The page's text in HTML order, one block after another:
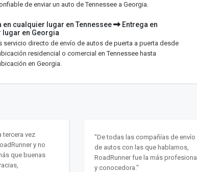
de enviar un auto de Tennessee a Georgia.
en cualquier lugar en Tennessee
Entrega en
lugar en Georgia
servicio directo de envío de autos de puerta a puerta desde
residencial o comercial en Tennessee hasta
en Georgia.
tercera vez
y no
que buenas
"De todas las compañías de envío
de autos con las que hablamos,
RoadRunner fue la más
y conocedora."